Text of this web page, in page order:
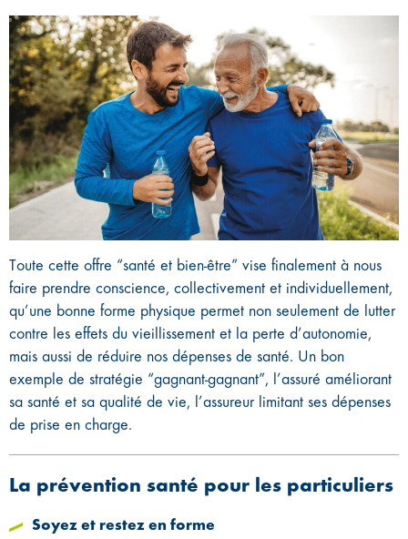
Toute cette offre “santé et bien-être” vise finalement à nous
faire prendre conscience, collectivement et individuellement,
qu’une bonne forme physique permet non seulement de lutter
contre les effets du vieillissement et la perte d’autonomie,
mais aussi de réduire nos dépenses de santé. Un bon
exemple de stratégie “gagnant-gagnant”, l’assuré améliorant
sa santé et sa qualité de vie, l’assureur limitant ses dépenses
de prise en charge.
La prévention santé pour les particuliers
Soyez et restez en forme